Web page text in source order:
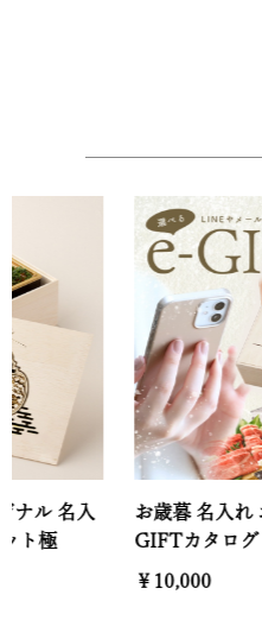
■セット内容：黒
【木箱サイズ】
お歳暮 名入れ お肉の選
GIFTカタログ 美